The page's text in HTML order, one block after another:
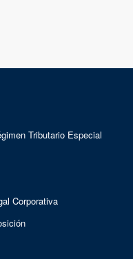
Tributario Especial
Corporativa